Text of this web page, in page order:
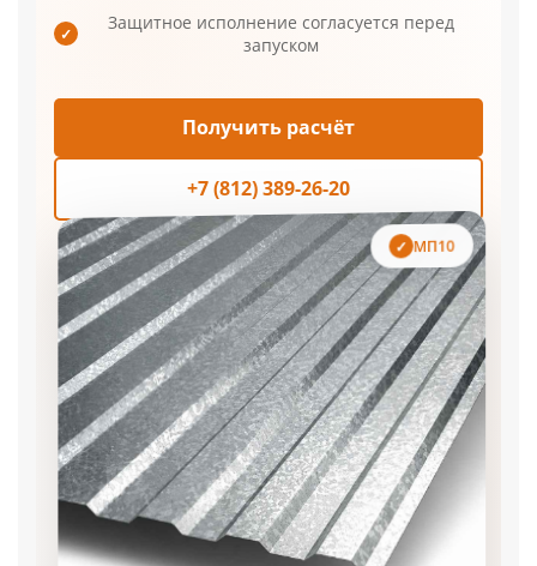
✓
Защитное исполнение согласуется перед
запуском
Получить расчёт
+7 (812) 389-26-20
МП10